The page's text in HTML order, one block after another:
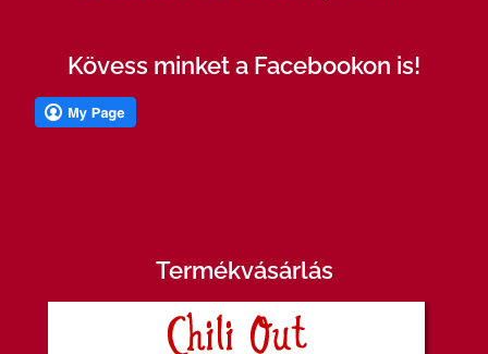
Kövess minket a Facebookon is!
Termékvásárlás